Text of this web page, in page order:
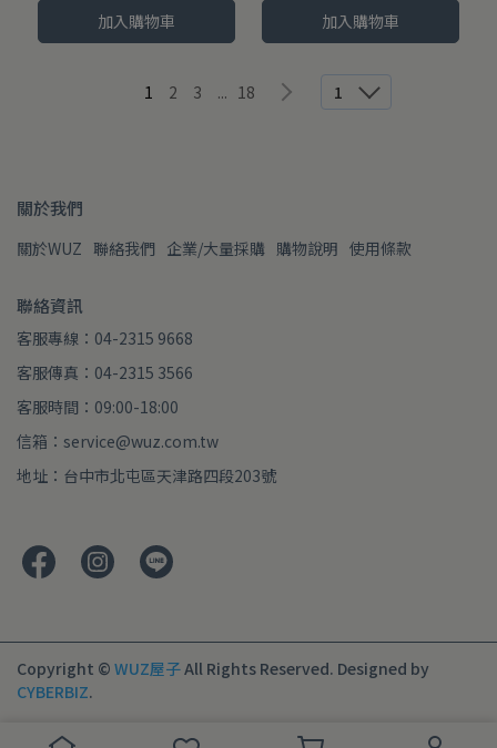
加入購物車 加入購物車
1 2 3 ... 18 1
關於我們
關於WUZ 聯絡我們 企業/大量採購 購物說明 使用條款
聯絡資訊
客服專線：04-2315 9668
客服傳真：04-2315 3566
客服時間：09:00-18:00
信箱：service@wuz.com.tw
地址：台中市北屯區天津路四段203號
Copyright © WUZ屋子All Rights Reserved. Designed by
CYBERBIZ.